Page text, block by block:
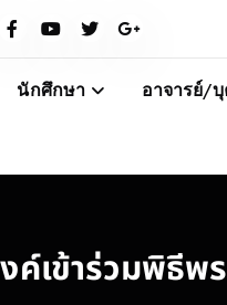
นักศึกษา อาจารย์/
ค์เข้าร่วมพิธี